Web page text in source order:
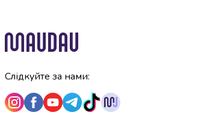
Оливки
маслини
Паштети
Джеми
Слідкуйте за нами: